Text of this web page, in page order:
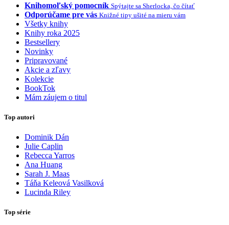
Knihomoľský pomocník Spýtajte sa Sherlocka, čo čítať
Odporúčame pre vás Knižné tipy ušité na mieru vám
Všetky knihy
Knihy roka 2025
Bestsellery
Novinky
Pripravované
Akcie a zľavy
Kolekcie
BookTok
Mám záujem o titul
Top autori
Dominik Dán
Julie Caplin
Rebecca Yarros
Ana Huang
Sarah J. Maas
Táňa Keleová Vasilková
Lucinda Riley
Top série